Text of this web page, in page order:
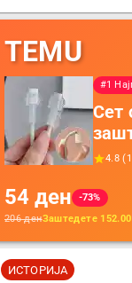
TEMU
#1
Сет
4.8 (
54 ден
-73%
206денЗаштедете 152.00
ИСТОРИЈА